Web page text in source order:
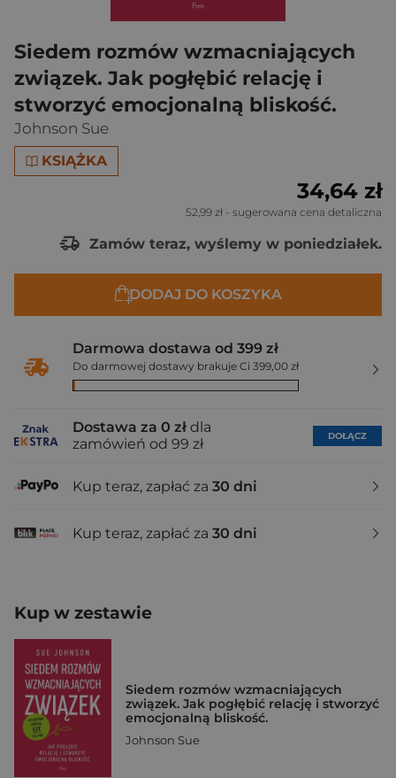
Siedem rozmów wzmacniających
związek. Jak pogłębić relację i
stworzyć emocjonalną bliskość.
Johnson Sue
KSIĄŻKA
34,64 zł
52,99 zł - sugerowana cena detaliczna
Zamów teraz, wyślemy w poniedziałek.
DODAJ DO KOSZYKA
Darmowa dostawa od 399 zł
Do darmowej dostawy brakuje Ci 399,00 zł
Dostawa za 0 zł dla
zamówień od 99 zł
DOŁĄCZ
Kup teraz, zapłać za 30 dni
Kup teraz, zapłać za 30 dni
Kup w zestawie
Siedem rozmów wzmacniających
związek. Jak pogłębić relację i stworzyć
emocjonalną bliskość.
Johnson Sue